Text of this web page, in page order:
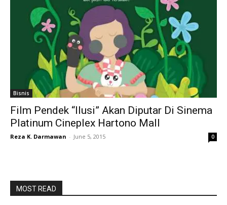
Bisnis
Film Pendek “Ilusi” Akan Diputar Di Sinema
Platinum Cineplex Hartono Mall
Reza K. Darmawan - June 5, 2015 0
MOST READ